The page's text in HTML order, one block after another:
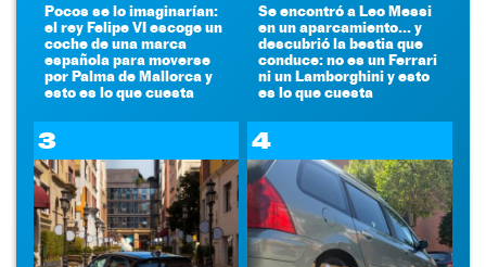
Pocos se lo imaginarían:
el rey Felipe VI escoge un
coche de una marca
española para moverse
por Palma de Mallorca y
esto es lo que cuesta
Se encontró a Leo Messi
en un aparcamiento... y
descubrió la bestia que
conduce: no es un Ferrari
ni un Lamborghini y esto
es lo que cuesta
3 4